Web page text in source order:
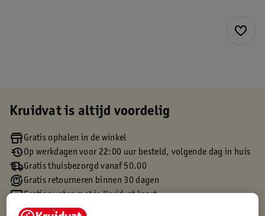
Kruidvat is altijd voordelig
Gratis ophalen in de winkel
Op werkdagen voor 22:00 uur besteld, volgende dag in huis
Gratis thuisbezorgd vanaf 50.00
Gratis retourneren binnen 30 dagen
Gratis punten met je Kruidvat kaart